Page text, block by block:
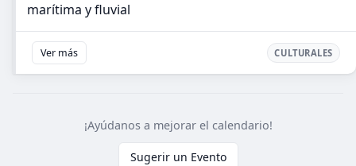
marítima y fluvial
Ver más CULTURALES
¡Ayúdanos a mejorar el calendario!
Sugerir un Evento